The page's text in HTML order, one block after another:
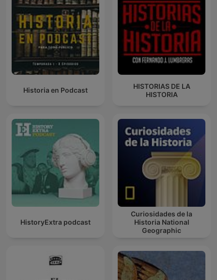
Historia en Podcast
HISTORIAS DE LA
HISTORIA
HistoryExtra podcast
Curiosidades de la
Historia National
Geographic